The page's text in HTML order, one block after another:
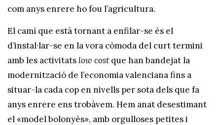
com anys enrere ho fou l’agricultura.
El camí que està tornant a enfilar-se és el
d’instal·lar-se en la vora còmoda del curt termini
amb les activitats low cost que han bandejat la
modernització de l’economia valenciana fins a
situar-la cada cop en nivells per sota dels que fa
anys enrere ens trobàvem. Hem anat desestimant
el «model bolonyès», amb orgulloses petites i